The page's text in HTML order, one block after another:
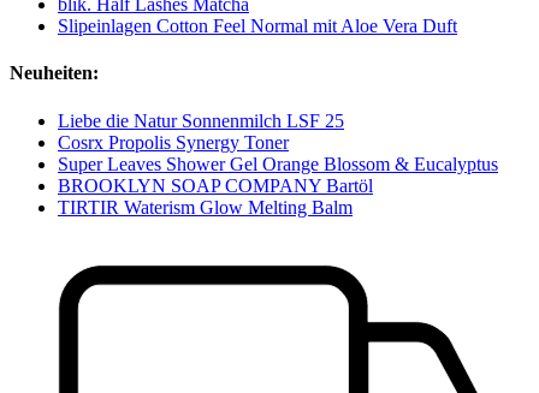
blik. Half Lashes Matcha
Slipeinlagen Cotton Feel Normal mit Aloe Vera Duft
Neuheiten:
Liebe die Natur Sonnenmilch LSF 25
Cosrx Propolis Synergy Toner
Super Leaves Shower Gel Orange Blossom & Eucalyptus
BROOKLYN SOAP COMPANY Bartöl
TIRTIR Waterism Glow Melting Balm